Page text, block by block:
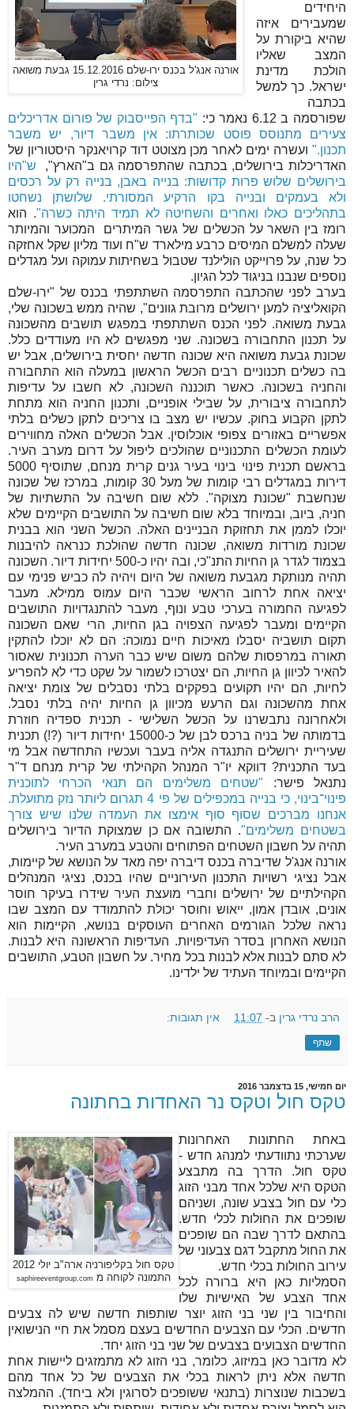
אורנה אנג'ל בכנס ירו-שלם 15.12.2016 גבעת משואה
צילום: נרדי גרין
היחידים
שמעבירים איזה
שהיא ביקורת על
המצב שאליו
הולכת מדינת
ישראל. כך למשל
בכתבה
שפורסמה ב 6.12 נאמר כי:
"בדף הפייסבוק של פורום אדריכלים
צעירים מתנוסס פוסט שכותרתו: אין משבר דיור, יש משבר
תכנון." ועשרה ימים לאחר מכן מצוטט דוד קרויאנקר היסטוריון של
האדריכלות בירושלים, בכתבה שהתפרסמה גם ב"הארץ", ש"היו
בירושלים שלוש פרות קדושות: בנייה באבן, בנייה רק על רכסים
ולא בעמקים ובנייה בקו הרקיע המסורתי. שלושתן נשחטו
בתהליכים כאלו ואחרים והשחיטה לא תמיד היתה כשרה". הוא
רומז בין השאר על הכשלים של גשר המיתרים המכוער והמיותר
שעלה למשלם המיסים כרבע מילארד ש"ח ועוד מליון שקל אחזקה
כל שנה, על פרוייקט הולילנד שטבול בשחיתות עמוקה ועל מגדלים
נוספים שנבנו בניגוד לכל הגיון.
בערב לפני שהכתבה התפרסמה השתתפתי בכנס של "ירו-שלם
הקואליציה למען ירושלים מרובת גוונים", שהיה ממש בשכונה שלי,
גבעת משואה. לפני הכנס השתתפתי במפגש תושבים מהשכונה
על תכנון התחבורה בשכונה. שני מפגשים לא היו מעודדים כלל.
שכונת גבעת משואה היא שכונה חדשה יחסית בירושלים, אבל יש
בה כשלים תכנוניים רבים הכשל הראשון במעלה הוא התחבורה
והחניה בשכונה. כאשר תוכננה השכונה, לא חשבו על עדיפות
לתחבורה ציבורית, על שבילי אופניים, ותכנון החניה הוא מתחת
לתקן הקבוע בחוק. עכשיו יש מצב בו צריכים לתקן כשלים בלתי
אפשריים באזורים צפופי אוכלוסין. אבל הכשלים האלה מחווירים
לעומת הכשלים התכנוניים שהולכים ליפול על דרום מערב העיר.
בראשם תכנית פינוי בינוי בעיר גנים קרית מנחם, שתוסיף 5000
דירות במגדלים רבי קומות של מעל 30 קומות, במרכז של שכונה
שנחשבת "שכונת מצוקה". ללא שום חשיבה על התשתיות של
חניה, ביוב, ובמיוחד בלא שום חשיבה על התושבים הקיימים שלא
יוכלו לממן את תחזוקת הבניינים האלה. הכשל השני הוא בבנית
שכונת מורדות משואה, שכונה חדשה שהולכת כנראה להיבנות
בצמוד לגדר גן החיות התנ"כי, ובה יהיו כ-500 יחידות דיור. השכונה
תהיה מנותקת מגבעת משואה של היום ויהיה לה כביש פנימי עם
יציאה אחת לרחוב הראשי שכבר היום עמוס ממילא. מעבר
לפגיעה החמורה בערכי טבע ונוף, מעבר להתנגדויות התושבים
הקיימים ומעבר לפגיעה הצפויה בגן החיות, הרי שאם השכונה
תקום תושביה יסבלו מאיכות חיים נמוכה: הם לא יוכלו להתקין
תאורה במרפסות שלהם משום שיש כבר הערה תכנונית שאסור
להאיר לכיוון גן החיות, הם יצטרכו לשמור על שקט כדי לא להפריע
לחיות, הם יהיו תקועים בפקקים בלתי נסבלים של צומת יציאה
אחת מהשכונה וגם הרעש מכיוון גן החיות יהיה בלתי נסבל.
ולאחרונה נתבשרנו על הכשל השלישי - תכנית ספדיה חוזרת
בדמותה של בניה ברכס לבן של כ-15000 יחידות דיור (?!) תכנית
שעיריית ירושלים התנגדה אליה בעבר ועכשיו התחדשה אבל מי
בעד התכנית? דווקא יו"ר המנהל הקהילתי של קרית מנחם ד"ר
נתנאל פישר: "שטחים משלימים הם תנאי הכרחי לתוכנית
פינוי־בינוי, כי בנייה במכפילים של פי 4 תגרום ליותר נזק מתועלת.
אנחנו מברכים שסוף סוף אימצו את העמדה שלנו שיש צורך
בשטחים משלימים". התשובה אם כן שמצוקת הדיור בירושלים
תהיה על חשבון השטחים הפתוחים והטבע במערב העיר.
אורנה אנג'ל שדיברה בכנס דיברה יפה מאד על הנושא של קיימות,
אבל נציגי רשויות התכנון העירוניים שהיו בכנס, נציגי המנהלים
הקהילתיים של ירושלים וחברי מועצת העיר שידרו בעיקר חוסר
אונים, אובדן אמון, ייאוש וחוסר יכולת להתמודד עם המצב שבו
נראה שלכל הגורמים האחרים העוסקים בנושא, הקיימות הוא
הנושא האחרון בסדר העדיפויות. העדיפות הראשונה היא לבנות.
לא סתם לבנות אלא לבנות בכל מחיר. על חשבון הטבע, התושבים
הקיימים ובמיוחד העתיד של ילדינו.
הרב נרדי גרין ב- 11:07 אין תגובות:
שתף
יום חמישי, 15 בדצמבר 2016
טקס חול וטקס נר האחדות בחתונה
טקס חול בקליפורניה ארה"ב יולי 2012
התמונה לקוחה מ saphireeventgroup.com
באחת החתונות האחרונות
שערכתי נתוודעתי למנהג חדש -
טקס חול. הדרך בה מתבצע
הטקס היא שלכל אחד מבני הזוג
כלי עם חול בצבע שונה, ושניהם
שופכים את החולות לכלי חדש.
בהתאם לדרך שבה הם שופכים
את החול מתקבל דגם צבעוני של
עירוב החולות בכלי חדש.
הסמליות כאן היא ברורה לכל
אחד הצבע של האישיות שלו
והחיבור בין שני בני הזוג יוצר שותפות חדשה שיש לה צבעים
חדשים. הכלי עם הצבעים החדשים בעצם מסמל את חיי הנישואין
החדשים הצבועים בצבעים של שני בני הזוג יחד.
לא מדובר כאן במיזוג, כלומר, בני הזוג לא מתמזגים ליישות אחת
חדשה אלא ניתן לראות בכלי את הצבעים של כל אחד מהם
בשכבות שנוצרות (בתנאי ששופכים לסרוגין ולא ביחד). ההמלצה